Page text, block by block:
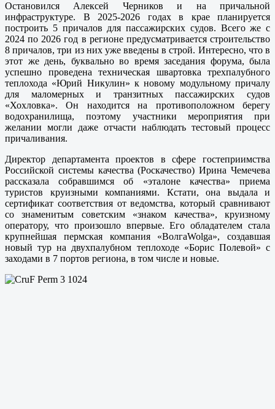
Остановился Алексей Черников и на причальной
инфраструктуре. В 2025-2026 годах в крае планируется
построить 5 причалов для пассажирских судов. Всего же с
2024 по 2026 год в регионе предусматривается строительство
8 причалов, три из них уже введены в строй. Интересно, что в
этот же день, буквально во время заседания форума, была
успешно проведена техническая швартовка трехпалубного
теплохода «Юрий Никулин» к новому модульному причалу
для маломерных и транзитных пассажирских судов
«Хохловка». Он находится на противоположном берегу
водохранилища, поэтому участники мероприятия при
желании могли даже отчасти наблюдать тестовый процесс
причаливания.
Директор департамента проектов в сфере гостеприимства
Российской системы качества (Роскачество) Ирина Чемечева
рассказала собравшимся об «эталоне качества» приема
туристов круизными компаниями. Кстати, она выдала и
сертификат соответствия от ведомства, который сравнивают
со знаменитым советским «знаком качества», круизному
оператору, что произошло впервые. Его обладателем стала
крупнейшая пермская компания «ВолгаWolga», создавшая
новый тур на двухпалубном теплоходе «Борис Полевой» с
заходами в 7 портов региона, в том числе и новые.